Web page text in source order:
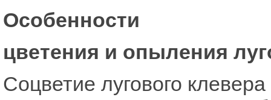
Особенности
цветения и опыления
Соцветие лугового